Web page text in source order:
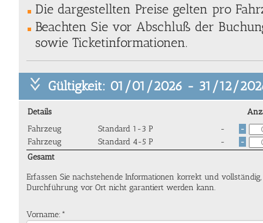
Die dargestellten Preise gelten pro
Beachten Sie vor Abschluß der
sowie Ticketinformationen.
Gültigkeit: 01/01/2026 - 31/12/
Details
Fahrzeug
Standard 1-3 P - -
Fahrzeug Standard 4-5 P - -
Gesamt
Erfassen Sie nachstehende Informationen korrekt und
Durchführung vor Ort nicht garantiert werden kann.
Vorname:*